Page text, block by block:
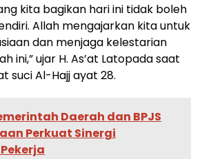
kita bagikan hari ini tidak boleh
Allah mengajarkan kita untuk
dan menjaga kelestarian
ini,” ujar H. As’at Latopada saat
suci Al-Hajj ayat 28.
Daerah dan BPJS
Perkuat Sinergi